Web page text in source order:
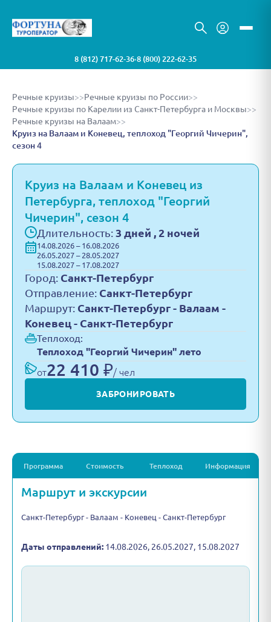
8 (812) 717-62-36•8 (800) 222-62-35
Речные круизы>>Речные круизы по России>>
Речные круизы по Карелии из Санкт-Петербурга и Москвы>>
Речные круизы на Валаам>>
Круиз на Валаам и Коневец, теплоход "Георгий Чичерин",
сезон 4
Круиз на Валаам и Коневец из
Петербурга, теплоход "Георгий
Чичерин", сезон 4
Длительность: 3 дней , 2 ночей
14.08.2026 – 16.08.2026
26.05.2027 – 28.05.2027
15.08.2027 – 17.08.2027
Город: Санкт-Петербург
Отправление: Санкт-Петербург
Маршрут: Санкт-Петербург - Валаам -
Коневец - Санкт-Петербург
Теплоход:
Теплоход "Георгий Чичерин" лето
от22 410 ₽/ чел
ЗАБРОНИРОВАТЬ
Программа Стоимость Теплоход Информация
Маршрут и экскурсии
Санкт-Петербург - Валаам - Коневец - Санкт-Петербург
Даты отправлений: 14.08.2026, 26.05.2027, 15.08.2027